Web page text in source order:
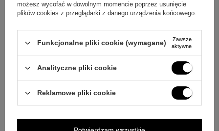
możesz wycofać w dowolnym momencie poprzez usunięcie
plików cookies z przeglądarki z danego urządzenia końcowego.
Funkcjonalne pliki cookie (wymagane)
Zawsze
aktywne
Analityczne pliki cookie
Reklamowe pliki cookie